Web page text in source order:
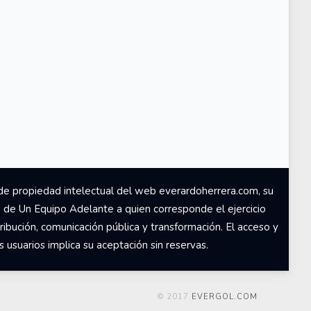
propiedad intelectual del web everardoherrera.com, su
Un Equipo Adelante a quien corresponde el ejercicio
comunicación pública y transformación. El acceso y
implica su aceptación sin reservas.
© 2017 EVERGOL.COM